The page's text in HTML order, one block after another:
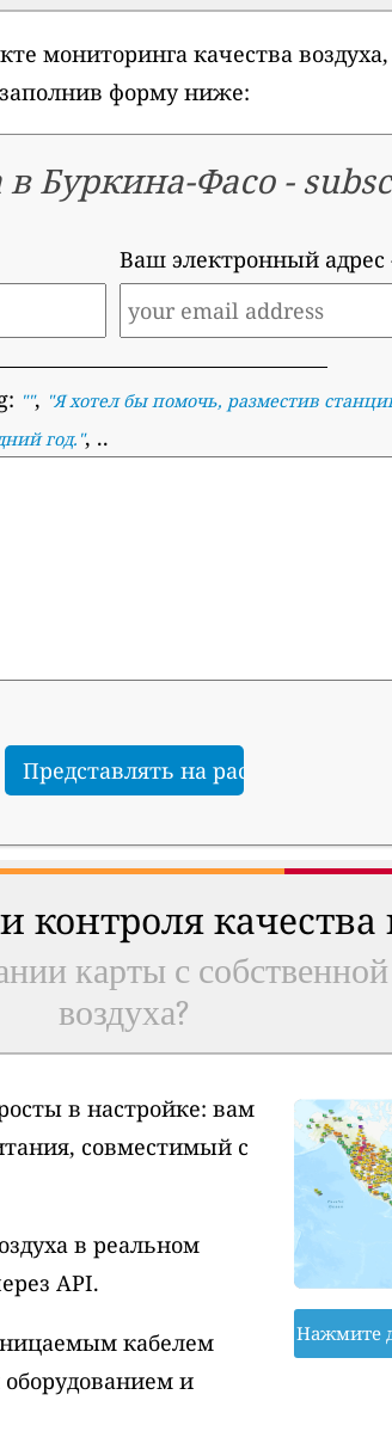
мониторинга качества
заполнив форму ниже:
в Буркина-Фасо-
Ваш электронный адрес
"", "Я хотел бы помочь, разместив
год. ", ..
контроля
карты с
воздуха?
в настройке: вам
совместимый с
в реальном
API.
кабелем
и
Нажмите